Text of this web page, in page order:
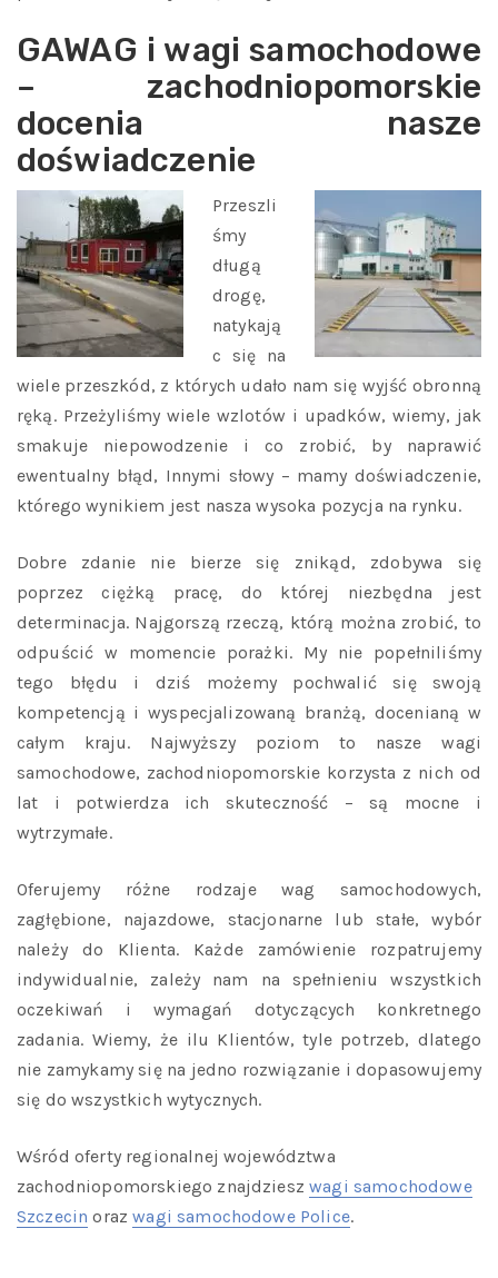
GAWAG i wagi samochodowe
– zachodniopomorskie
docenia nasze
doświadczenie
Przeszli
śmy
długą
drogę,
natykają
c się na
wiele przeszkód, z których udało nam się wyjść obronną
ręką. Przeżyliśmy wiele wzlotów i upadków, wiemy, jak
smakuje niepowodzenie i co zrobić, by naprawić
ewentualny błąd, Innymi słowy – mamy doświadczenie,
którego wynikiem jest nasza wysoka pozycja na rynku.
Dobre zdanie nie bierze się znikąd, zdobywa się
poprzez ciężką pracę, do której niezbędna jest
determinacja. Najgorszą rzeczą, którą można zrobić, to
odpuścić w momencie porażki. My nie popełniliśmy
tego błędu i dziś możemy pochwalić się swoją
kompetencją i wyspecjalizowaną branżą, docenianą w
całym kraju. Najwyższy poziom to nasze wagi
samochodowe, zachodniopomorskie korzysta z nich od
lat i potwierdza ich skuteczność – są mocne i
wytrzymałe.
Oferujemy różne rodzaje wag samochodowych,
zagłębione, najazdowe, stacjonarne lub stałe, wybór
należy do Klienta. Każde zamówienie rozpatrujemy
indywidualnie, zależy nam na spełnieniu wszystkich
oczekiwań i wymagań dotyczących konkretnego
zadania. Wiemy, że ilu Klientów, tyle potrzeb, dlatego
nie zamykamy się na jedno rozwiązanie i dopasowujemy
się do wszystkich wytycznych.
Wśród oferty regionalnej województwa
zachodniopomorskiego znajdzieszwagi samochodowe
Szczecin orazwagi samochodowe Police.